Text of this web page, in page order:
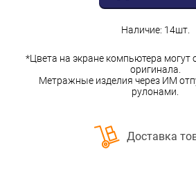
Наличие: 14шт.
*Цвета на экране компьютера могут
оригинала.
Метражные изделия через ИМ
рулонами.
Доставка